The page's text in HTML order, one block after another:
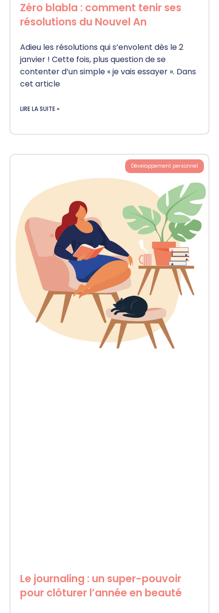
Zéro blabla : comment tenir ses
résolutions du Nouvel An
Adieu les résolutions qui s’envolent dès le 2
janvier ! Cette fois, plus question de se
contenter d’un simple « je vais essayer ». Dans
cet article
LIRE LA SUITE »
Développement personnel
Le journaling : un super-pouvoir
pour clôturer l’année en beauté